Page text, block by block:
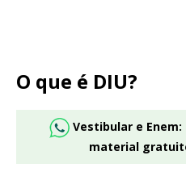
O que é DIU?
Vestibular e
material